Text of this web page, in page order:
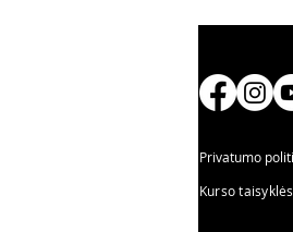
Privatumo
Kurso taisyklės